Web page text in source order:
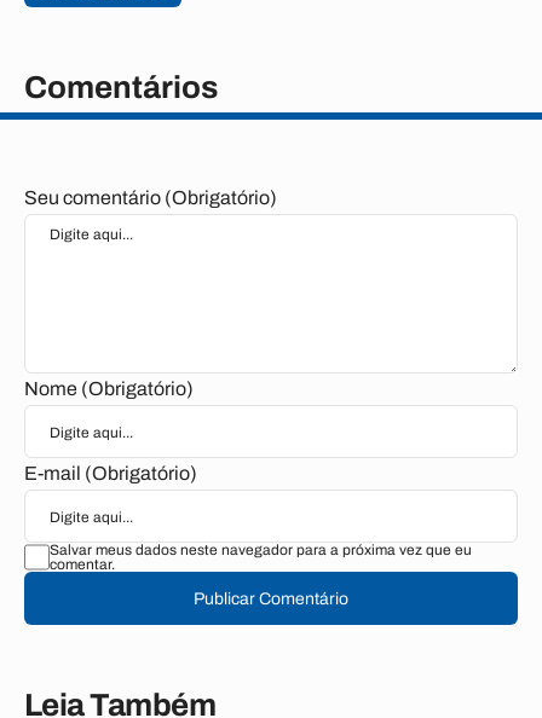
Comentários
Seu comentário (Obrigatório)
Nome (Obrigatório)
E-mail (Obrigatório)
Salvar meus dados neste navegador para a próxima vez que eu
comentar.
Publicar Comentário
Leia Também